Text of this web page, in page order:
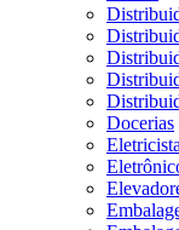
Docerias